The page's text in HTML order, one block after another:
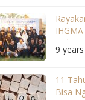
9
11
Bisa